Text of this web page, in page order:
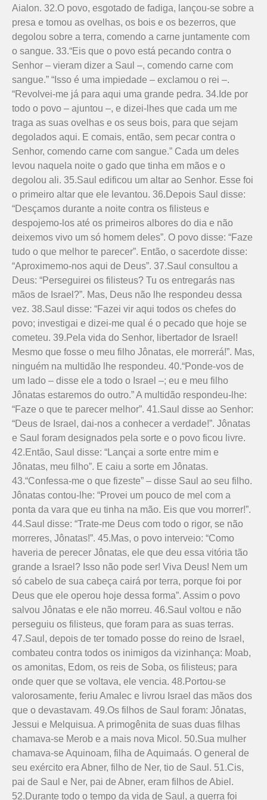
Aialon. 32.O povo, esgotado de fadiga, lançou-se sobre a
presa e tomou as ovelhas, os bois e os bezerros, que
degolou sobre a terra, comendo a carne juntamente com
o sangue. 33.“Eis que o povo está pecando contra o
Senhor – vieram dizer a Saul –, comendo carne com
sangue.” “Isso é uma impiedade – exclamou o rei –.
“Revolvei-me já para aqui uma grande pedra. 34.Ide por
todo o povo – ajuntou –, e dizei-lhes que cada um me
traga as suas ovelhas e os seus bois, para que sejam
degolados aqui. E comais, então, sem pecar contra o
Senhor, comendo carne com sangue.” Cada um deles
levou naquela noite o gado que tinha em mãos e o
degolou ali. 35.Saul edificou um altar ao Senhor. Esse foi
o primeiro altar que ele levantou. 36.Depois Saul disse:
“Desçamos durante a noite contra os filisteus e
despojemo-los até os primeiros albores do dia e não
deixemos vivo um só homem deles”. O povo disse: “Faze
tudo o que melhor te parecer”. Então, o sacerdote disse:
“Aproximemo-nos aqui de Deus”. 37.Saul consultou a
Deus: “Perseguirei os filisteus? Tu os entregarás nas
mãos de Israel?”. Mas, Deus não lhe respondeu dessa
vez. 38.Saul disse: “Fazei vir aqui todos os chefes do
povo; investigai e dizei-me qual é o pecado que hoje se
cometeu. 39.Pela vida do Senhor, libertador de Israel!
Mesmo que fosse o meu filho Jônatas, ele morrerá!”. Mas,
ninguém na multidão lhe respondeu. 40.“Ponde-vos de
um lado – disse ele a todo o Israel –; eu e meu filho
Jônatas estaremos do outro.” A multidão respondeu-lhe:
“Faze o que te parecer melhor”. 41.Saul disse ao Senhor:
“Deus de Israel, dai-nos a conhecer a verdade!”. Jônatas
e Saul foram designados pela sorte e o povo ficou livre.
42.Então, Saul disse: “Lançai a sorte entre mim e
Jônatas, meu filho”. E caiu a sorte em Jônatas.
43.“Confessa-me o que fizeste” – disse Saul ao seu filho.
Jônatas contou-lhe: “Provei um pouco de mel com a
ponta da vara que eu tinha na mão. Eis que vou morrer!”.
44.Saul disse: “Trate-me Deus com todo o rigor, se não
morreres, Jônatas!”. 45.Mas, o povo interveio: “Como
haveria de perecer Jônatas, ele que deu essa vitória tão
grande a Israel? Isso não pode ser! Viva Deus! Nem um
só cabelo de sua cabeça cairá por terra, porque foi por
Deus que ele operou hoje dessa forma”. Assim o povo
salvou Jônatas e ele não morreu. 46.Saul voltou e não
perseguiu os filisteus, que foram para as suas terras.
47.Saul, depois de ter tomado posse do reino de Israel,
combateu contra todos os inimigos da vizinhança: Moab,
os amonitas, Edom, os reis de Soba, os filisteus; para
onde quer que se voltava, ele vencia. 48.Portou-se
valorosamente, feriu Amalec e livrou Israel das mãos dos
que o devastavam. 49.Os filhos de Saul foram: Jônatas,
Jessui e Melquisua. A primogênita de suas duas filhas
chamava-se Merob e a mais nova Micol. 50.Sua mulher
chamava-se Aquinoam, filha de Aquimaás. O general de
seu exército era Abner, filho de Ner, tio de Saul. 51.Cis,
pai de Saul e Ner, pai de Abner, eram filhos de Abiel.
52.Durante todo o tempo da vida de Saul, a guerra foi